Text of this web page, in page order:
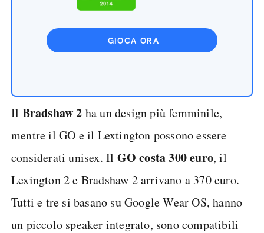
GIOCA ORA
Il Bradshaw 2 ha un design più femminile,
mentre il GO e il Lextington possono essere
considerati unisex. Il GO costa 300 euro, il
Lexington 2 e Bradshaw 2 arrivano a 370 euro.
Tutti e tre si basano su Google Wear OS, hanno
un piccolo speaker integrato, sono compatibili